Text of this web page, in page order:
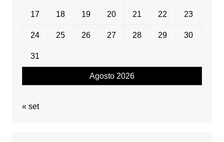
Agosto 2026
17 18 19 20 21 22 23
24 25 26 27 28 29 30
31
« set